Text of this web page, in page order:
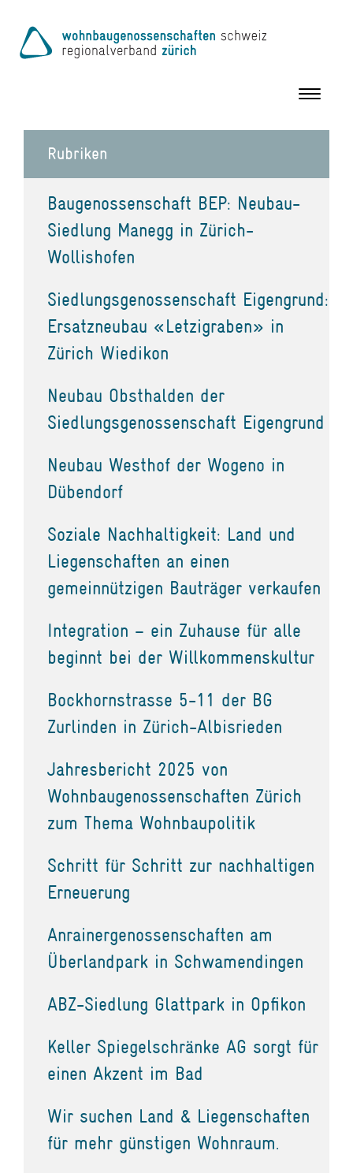
Toggle
Rubriken
Baugenossenschaft BEP: Neubau-
Siedlung Manegg in Zürich-
Wollishofen
Siedlungsgenossenschaft Eigengrund:
Ersatzneubau «Letzigraben» in
Zürich Wiedikon
Neubau Obsthalden der
Siedlungsgenossenschaft Eigengrund
Neubau Westhof der Wogeno in
Dübendorf
Soziale Nachhaltigkeit: Land und
Liegenschaften an einen
gemeinnützigen Bauträger verkaufen
Integration – ein Zuhause für alle
beginnt bei der Willkommenskultur
Bockhornstrasse 5-11 der BG
Zurlinden in Zürich-Albisrieden
Jahresbericht 2025 von
Wohnbaugenossenschaften Zürich
zum Thema Wohnbaupolitik
Schritt für Schritt zur nachhaltigen
Erneuerung
Anrainergenossenschaften am
Überlandpark in Schwamendingen
ABZ-Siedlung Glattpark in Opfikon
Keller Spiegelschränke AG sorgt für
einen Akzent im Bad
Wir suchen Land & Liegenschaften
für mehr günstigen Wohnraum.